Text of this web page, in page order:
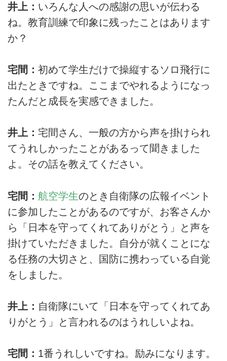
井上： いろんな人への感謝の思いが伝わる
ね。教育訓練で印象に残ったことはあります
か？
宅間： 初めて学生だけで操縦するソロ飛行に
出たときですね。ここまでやれるようになっ
たんだと成長を実感できました。
井上： 宅間さん、一般の方から声を掛けられ
てうれしかったことがあるって聞きました
よ。その話を教えてください。
宅間： 航空学生のとき自衛隊の広報イベント
に参加したことがあるのですが、お客さんか
ら「日本を守ってくれてありがとう」と声を
掛けていただきました。自分が就くことにな
る任務の大切さと、国防に携わっている自覚
をしました。
井上： 自衛隊にいて「日本を守ってくれてあ
りがとう」と言われるのはうれしいよね。
宅間： 1番うれしいですね。励みになります。